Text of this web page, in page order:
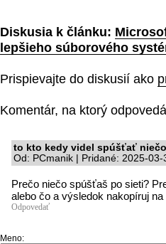
Diskusia k článku:
lepšieho súborového
Prispievajte do diskusií ako
Komentár, na ktorý
to kto kedy videl spúšťať
Od: PCmanik | Pridané: 2025-
Prečo niečo spúšťaš po sieti?
alebo čo a výsledok nakopíruj
Odpovedať
Meno: